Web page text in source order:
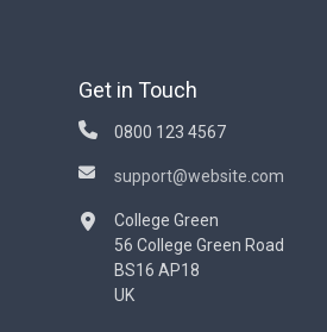
Get in Touch
0800 123 4567
support@website.com
College Green
56 College Green Road
BS16 AP18
UK